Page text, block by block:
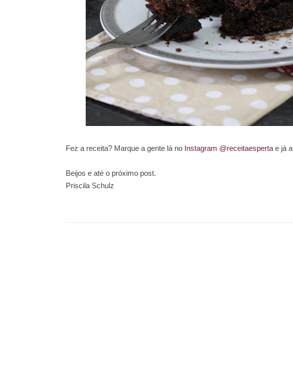
Fez a receita? Marque a gente lá no Instagram @receitaesperta e já
Beijos e até o próximo post.
Priscila Schulz